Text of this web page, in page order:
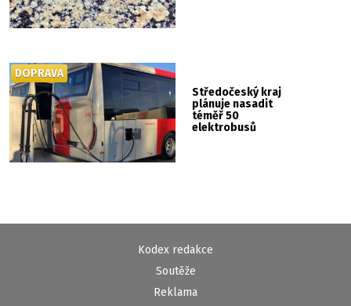
Středočeský kraj
plánuje nasadit
téměř 50
elektrobusů
DOPRAVA
Kodex redakce
Soutěže
Reklama